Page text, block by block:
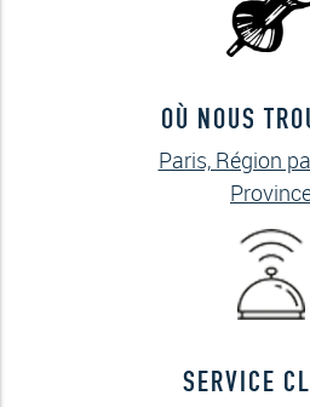
OÙ NOUS
Paris, Région
SERVICE